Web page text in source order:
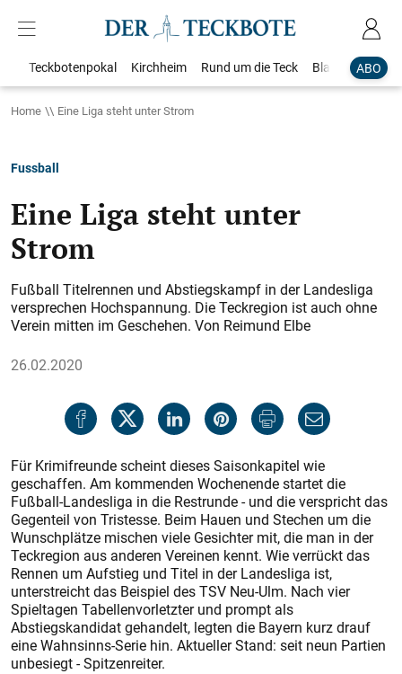
ABO
Teckbotenpokal Kirchheim Rund um die Teck Blaulicht
Home Eine Liga steht unter Strom
Fussball
Eine Liga steht unter
Strom
Fußball Titelrennen und Abstiegskampf in der Landesliga
versprechen Hochspannung. Die Teckregion ist auch ohne
Verein mitten im Geschehen. Von Reimund Elbe
26.02.2020
Für Krimifreunde scheint dieses Saisonkapitel wie
geschaffen. Am kommenden Wochenende startet die
Fußball-Landesliga in die Restrunde - und die verspricht das
Gegenteil von Tristesse. Beim Hauen und Stechen um die
Wunschplätze mischen viele Gesichter mit, die man in der
Teckregion aus anderen Vereinen kennt. Wie verrückt das
Rennen um Aufstieg und Titel in der Landesliga ist,
unterstreicht das Beispiel des TSV Neu-Ulm. Nach vier
Spieltagen Tabellenvorletzter und prompt als
Abstiegskandidat gehandelt, legten die Bayern kurz drauf
eine Wahnsinns-Serie hin. Aktueller Stand: seit neun Partien
unbesiegt - Spitzenreiter.